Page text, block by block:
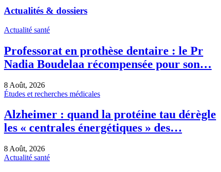
Actualités & dossiers
Actualité santé
Professorat en prothèse dentaire : le Pr
Nadia Boudelaa récompensée pour son…
8 Août, 2026
Études et recherches médicales
Alzheimer : quand la protéine tau dérègle
les « centrales énergétiques » des…
8 Août, 2026
Actualité santé